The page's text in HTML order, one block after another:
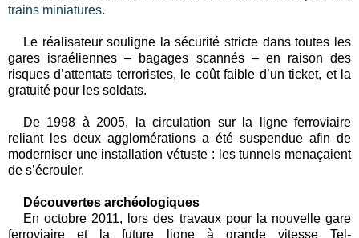
trains miniatures.
Le réalisateur souligne la sécurité stricte dans toutes les
gares israéliennes – bagages scannés – en raison des
risques d’attentats terroristes, le coût faible d’un ticket, et la
gratuité pour les soldats.
De 1998 à 2005, la circulation sur la ligne ferroviaire
reliant les deux agglomérations a été suspendue afin de
moderniser une installation vétuste : les tunnels menaçaient
de s’écrouler.
Découvertes archéologiques
En octobre 2011, lors des travaux pour la nouvelle gare
ferroviaire et la future ligne à grande vitesse Tel-